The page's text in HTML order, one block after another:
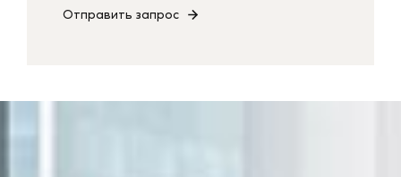
Отправить запрос